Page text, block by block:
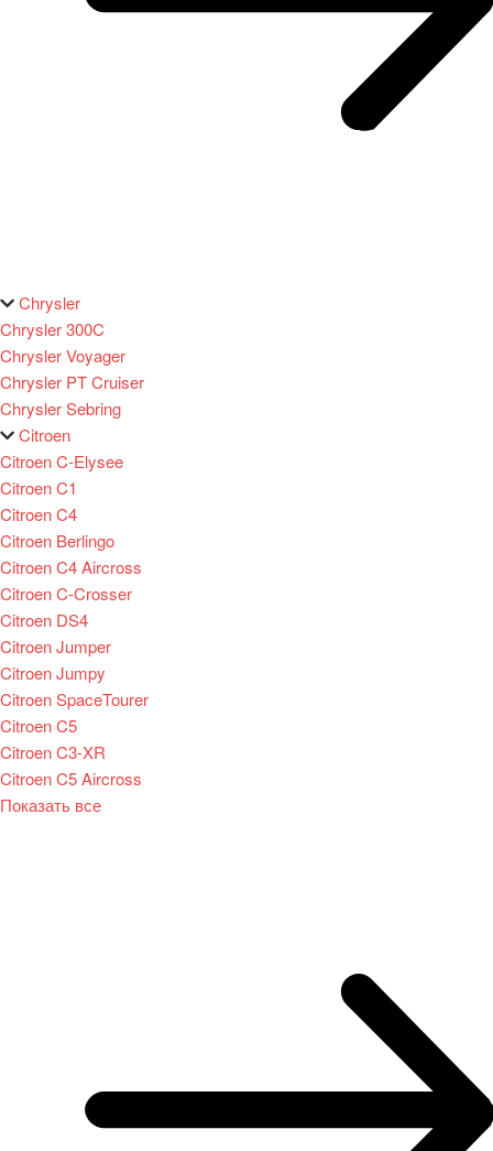
Chrysler
Chrysler 300C
Chrysler Voyager
Chrysler PT Cruiser
Chrysler Sebring
Citroen
Citroen C-Elysee
Citroen C1
Citroen C4
Citroen Berlingo
Citroen C4 Aircross
Citroen C-Crosser
Citroen DS4
Citroen Jumper
Citroen Jumpy
Citroen SpaceTourer
Citroen C5
Citroen C3-XR
Citroen C5 Aircross
Показать все